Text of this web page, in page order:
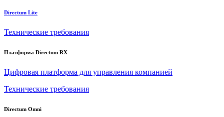
Directum Lite
Технические требования
Платформа Directum RX
Цифровая платформа для управления компанией
Технические требования
Directum Omni